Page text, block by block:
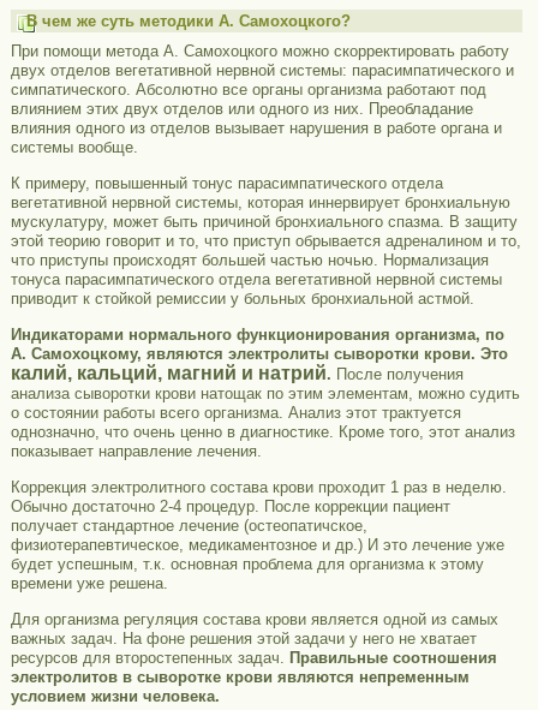
В чем же суть методики А. Самохоцкого?
При помощи метода А. Самохоцкого можно скорректировать работу
двух отделов вегетативной нервной системы: парасимпатического и
симпатического. Абсолютно все органы организма работают под
влиянием этих двух отделов или одного из них. Преобладание
влияния одного из отделов вызывает нарушения в работе органа и
системы вообще.
К примеру, повышенный тонус парасимпатического отдела
вегетативной нервной системы, которая иннервирует бронхиальную
мускулатуру, может быть причиной бронхиального спазма. В защиту
этой теорию говорит и то, что приступ обрывается адреналином и то,
что приступы происходят большей частью ночью. Нормализация
тонуса парасимпатического отдела вегетативной нервной системы
приводит к стойкой ремиссии у больных бронхиальной астмой.
Индикаторами нормального функционирования организма, по
А. Самохоцкому, являются электролиты сыворотки крови. Это
калий, кальций, магний и натрий. После получения
анализа сыворотки крови натощак по этим элементам, можно судить
о состоянии работы всего организма. Анализ этот трактуется
однозначно, что очень ценно в диагностике. Кроме того, этот анализ
показывает направление лечения.
Коррекция электролитного состава крови проходит 1 раз в неделю.
Обычно достаточно 2-4 процедур. После коррекции пациент
получает стандартное лечение (остеопатичское,
физиотерапевтическое, медикаментозное и др.) И это лечение уже
будет успешным, т.к. основная проблема для организма к этому
времени уже решена.
Для организма регуляция состава крови является одной из самых
важных задач. На фоне решения этой задачи у него не хватает
ресурсов для второстепенных задач.
Правильные соотношения
электролитов в сыворотке крови являются непременным
условием жизни человека.